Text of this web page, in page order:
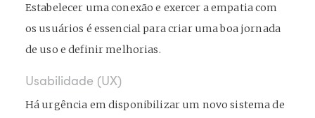
Estabelecer uma conexão e exercer a empatia com
os usuários é essencial para criar uma boa jornada
de uso e definir melhorias.
Usabilidade (UX)
Há urgência em disponibilizar um novo sistema de